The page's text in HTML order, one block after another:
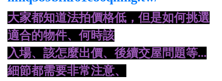
大家都知道法拍價格低，但是如何挑選
適合的物件、何時該
入場、 該怎麼出價、後續交屋問題等...
細節都需要非常注意、